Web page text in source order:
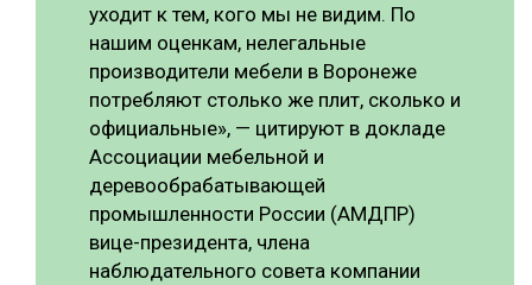
уходит к тем, кого мы не видим. По
нашим оценкам, нелегальные
производители мебели в Воронеже
потребляют столько же плит, сколько и
официальные», — цитируют в докладе
Ассоциации мебельной и
деревообрабатывающей
промышленности России (АМДПР)
вице-президента, члена
наблюдательного совета компании